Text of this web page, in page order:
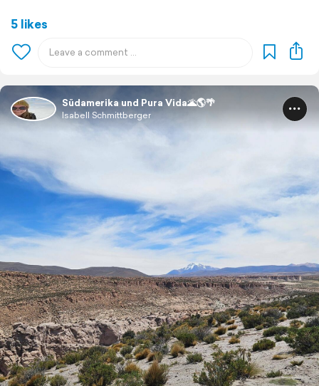
5 likes
Südamerika und Pura Vida🌋🌎🌴
Isabell Schmittberger